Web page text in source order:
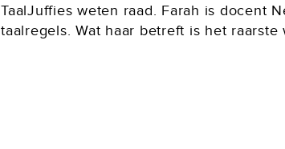
TaalJuffies weten raad. Farah is docent
taalregels. Wat haar betreft is het